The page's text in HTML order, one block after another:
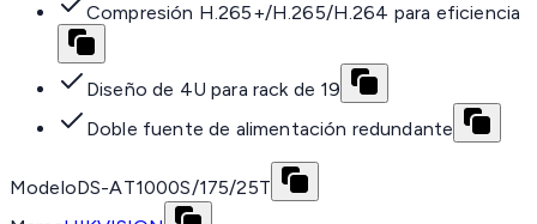
Compresión H.265+/H.265/H.264 para eficiencia
Diseño de 4U para rack de 19
Doble fuente de alimentación redundante
ModeloDS-AT1000S/175/25T